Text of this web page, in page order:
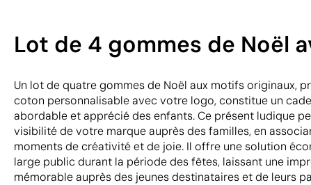
Lot de 4 gommes de Noël
Un lot de quatre gommes de Noël aux motifs originaux,
coton personnalisable avec votre logo, constitue un
abordable et apprécié des enfants. Ce présent ludique
visibilité de votre marque auprès des familles, en
moments de créativité et de joie. Il offre une solution
large public durant la période des fêtes, laissant une
mémorable auprès des jeunes destinataires et de leurs